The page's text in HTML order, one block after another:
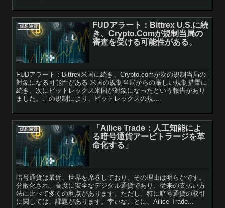
仮想通貨
FUDアラート：Bittrex U.S.に続
き、Crypto.Comが規制当局の
審査を受ける可能性がある。
FUDアラート：Bittrex米国に続き、Crypto.comが次の規制当局の
対象になる可能性がある 米国の規制当局からの厳しい規制措置に
続き、次にビットレックス米国が対象になったという報告があり
ました。この規制により、ビットレックスの規...
仮想通貨
「Ailice Trade：人工知能によ
る暗号通貨アービトラージを革
命化する」
暗号通貨は最近、世界を席巻しており、その理由は明らかです。
分散化され、高度に安全なデジタル通貨であり、従来の支払い方
法に比べて多くの利点があります。ただし、特に暗号通貨の取引
に関しては、課題があります。幸いなことに、Ailice Trade...